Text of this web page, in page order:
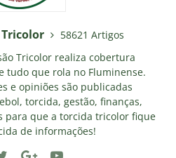
Tricolor
58621 Artigos
Tricolor realiza cobertura
tudo que rola no Fluminense.
e opiniões são publicadas
torcida, gestão, finanças,
para que a torcida tricolor fique
de informações!